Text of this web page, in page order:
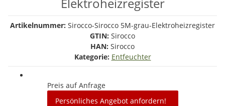
Artikelnummer: Sirocco-Sirocco 5M-grau-Elektroheizregister
GTIN: Sirocco
HAN: Sirocco
Kategorie: Entfeuchter
Preis auf Anfrage
Persönliches Angebot anfordern!